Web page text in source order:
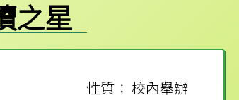
之星
性質： 校內舉辦